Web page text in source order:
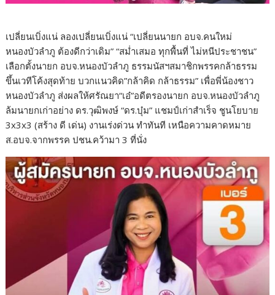
เปลี่ยนเบิ่งแน่ ลองเปลี่ยนเบิ่งแน่ “เปลี่ยนนายก อบจ.คนใหม่
หนองบัวลำภู ต้องดีกว่าเดิม” “สม่ำเสมอ ทุกพื้นที่ ไม่หนีประชาชน”
เลือกตั้งนายก อบจ.หนองบัวลำภู ธรรมนัสฯสมาชิกพรรคกล้าธรรม
ขึ้นเวทีโค้งสุดท้าย บวกแนวคิด”กล้าคิด กล้าธรรม” เพื่อพี่น้องชาว
หนองบัวลำภู ส่งผลให้ศรัณยา“เอ๋”อดีตรองนายก อบจ.หนองบัวลำภู
ล้มนายกเก่าอย่าง ดร.วุฒิพงษ์ “ดร.บุ๋ม” แชมป์เก่าสำเร็จ ชูนโยบาย
3x3x3 (สร้าง ดี เด่น) งานเร่งด่วน ทำทันที เหนือความคาดหมาย
ส.อบจ.จากพรรค ปชน.คว้ามา 3 ที่นั่ง